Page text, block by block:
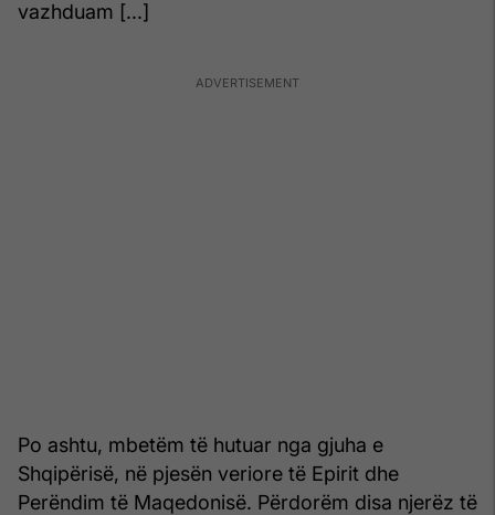
vazhduam [...]
Po ashtu, mbetëm të hutuar nga gjuha e
Shqipërisë, në pjesën veriore të Epirit dhe
Perëndim të Maqedonisë. Përdorëm disa njerëz të